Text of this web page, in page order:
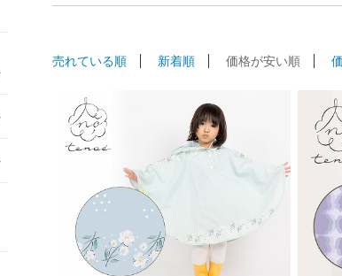
売れている順 新着順 価格が安い順